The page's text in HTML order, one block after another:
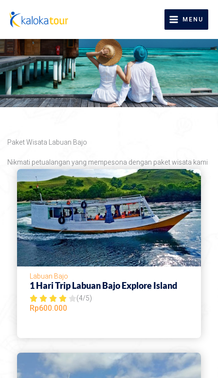
MENU
Paket Wisata Labuan Bajo
Nikmati petualangan yang mempesona dengan paket wisata kami
Labuan Bajo
1 Hari Trip Labuan Bajo Explore Island
    R
e
d
4
(4/5)
Rp600.000